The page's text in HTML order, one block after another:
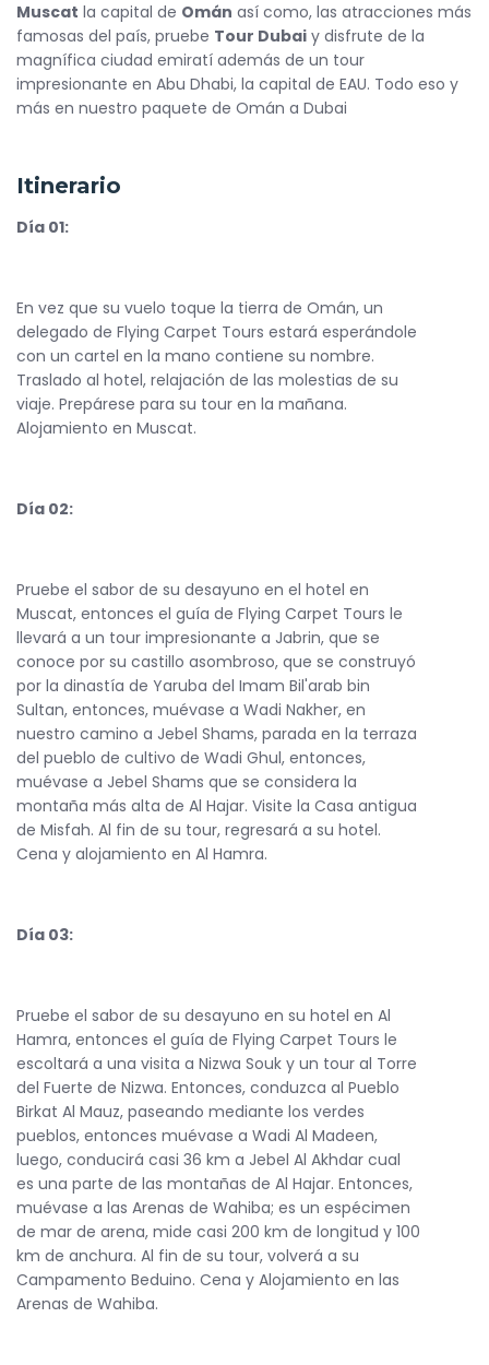
Muscat la capital de Omán así como, las atracciones más
famosas del país, pruebe Tour Dubai y disfrute de la
magnífica ciudad emiratí además de un tour
impresionante en Abu Dhabi, la capital de EAU. Todo eso y
más en nuestro paquete de Omán a Dubai
Itinerario
Día 01:
En vez que su vuelo toque la tierra de Omán, un
delegado de Flying Carpet Tours estará esperándole
con un cartel en la mano contiene su nombre.
Traslado al hotel, relajación de las molestias de su
viaje. Prepárese para su tour en la mañana.
Alojamiento en Muscat.
Día 02:
Pruebe el sabor de su desayuno en el hotel en
Muscat, entonces el guía de Flying Carpet Tours le
llevará a un tour impresionante a Jabrin, que se
conoce por su castillo asombroso, que se construyó
por la dinastía de Yaruba del Imam Bil'arab bin
Sultan, entonces, muévase a Wadi Nakher, en
nuestro camino a Jebel Shams, parada en la terraza
del pueblo de cultivo de Wadi Ghul, entonces,
muévase a Jebel Shams que se considera la
montaña más alta de Al Hajar. Visite la Casa antigua
de Misfah. Al fin de su tour, regresará a su hotel.
Cena y alojamiento en Al Hamra.
Día 03:
Pruebe el sabor de su desayuno en su hotel en Al
Hamra, entonces el guía de Flying Carpet Tours le
escoltará a una visita a Nizwa Souk y un tour al Torre
del Fuerte de Nizwa. Entonces, conduzca al Pueblo
Birkat Al Mauz, paseando mediante los verdes
pueblos, entonces muévase a Wadi Al Madeen,
luego, conducirá casi 36 km a Jebel Al Akhdar cual
es una parte de las montañas de Al Hajar. Entonces,
muévase a las Arenas de Wahiba; es un espécimen
de mar de arena, mide casi 200 km de longitud y 100
km de anchura. Al fin de su tour, volverá a su
Campamento Beduino. Cena y Alojamiento en las
Arenas de Wahiba.